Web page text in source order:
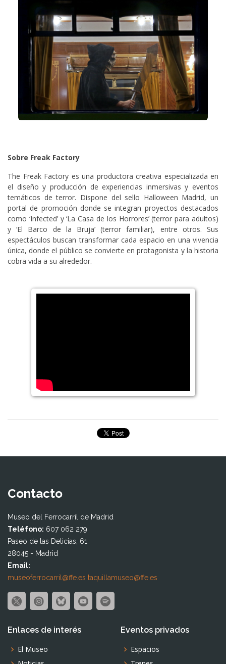
Sobre Freak Factory
The Freak Factory es una productora creativa especializada en
el diseño y producción de experiencias inmersivas y eventos
temáticos de terror. Dispone del sello Halloween Madrid, un
portal de promoción donde se integran proyectos destacados
como ‘Infected’ y ‘La Casa de los Horrores’ (terror para adultos)
y ‘El Barco de la Bruja’ (terror familiar), entre otros. Sus
espectáculos buscan transformar cada espacio en una vivencia
única, donde el público se convierte en protagonista y la historia
cobra vida a su alrededor.
Contacto
Museo del Ferrocarril de Madrid
Teléfono: 607 062 279
Paseo de las Delicias, 61
28045 - Madrid
Email:
museoferrocarril@ffe.es taquillamuseo@ffe.es
Enlaces de interés
El Museo
Eventos privados
Espacios